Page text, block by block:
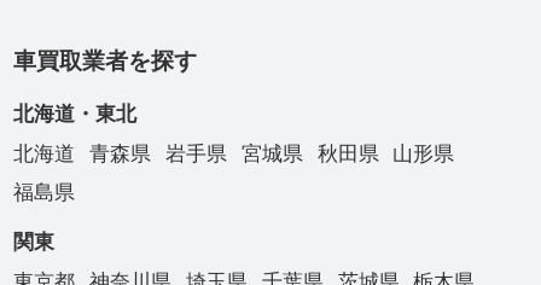
車買取業者を探す
北海道・東北
北海道
青森県 岩手県 宮城県 秋田県
山形県
福島県
関東